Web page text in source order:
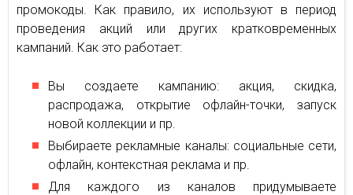
промокоды. Как правило, их используют в период
проведения акций или других кратковременных
кампаний. Как это работает:
Вы создаете кампанию: акция, скидка,
распродажа, открытие офлайн-точки, запуск
новой коллекции и пр.
Выбираете рекламные каналы: социальные сети,
офлайн, контекстная реклама и пр.
Для каждого из каналов придумываете